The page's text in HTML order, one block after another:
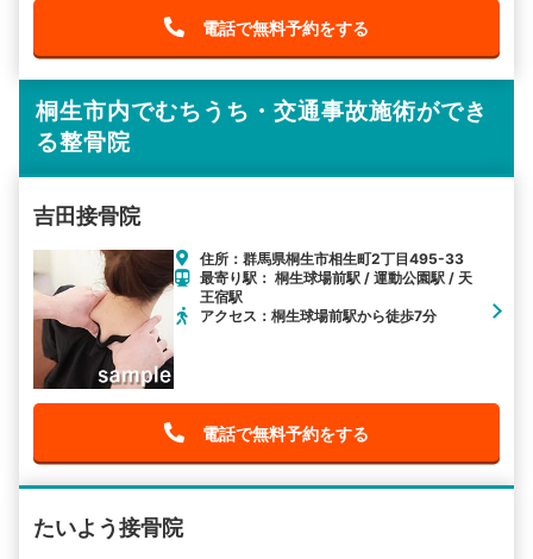
電話で無料予約をする
桐生市内でむちうち・交通事故施術ができ
る整骨院
吉田接骨院
住所：群馬県桐生市相生町2丁目495-33
最寄り駅： 桐生球場前駅 / 運動公園駅 / 天
王宿駅
アクセス：桐生球場前駅から徒歩7分
電話で無料予約をする
たいよう接骨院